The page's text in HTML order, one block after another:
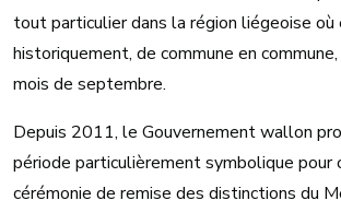
tout particulier dans la région liégeoise
historiquement, de commune en
mois de septembre.
Depuis 2011, le Gouvernement wallon
période particulièrement symbolique pour
cérémonie de remise des distinctions du